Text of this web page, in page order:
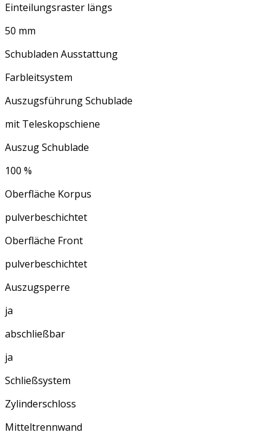
Einteilungsraster längs
50 mm
Schubladen Ausstattung
Farbleitsystem
Auszugsführung Schublade
mit Teleskopschiene
Auszug Schublade
100 %
Oberfläche Korpus
pulverbeschichtet
Oberfläche Front
pulverbeschichtet
Auszugsperre
ja
abschließbar
ja
Schließsystem
Zylinderschloss
Mitteltrennwand